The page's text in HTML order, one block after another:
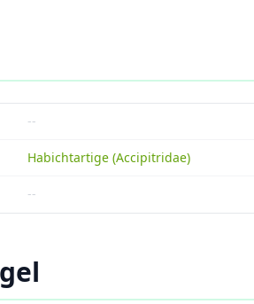
--
Habichtartige (Accipitridae)
--